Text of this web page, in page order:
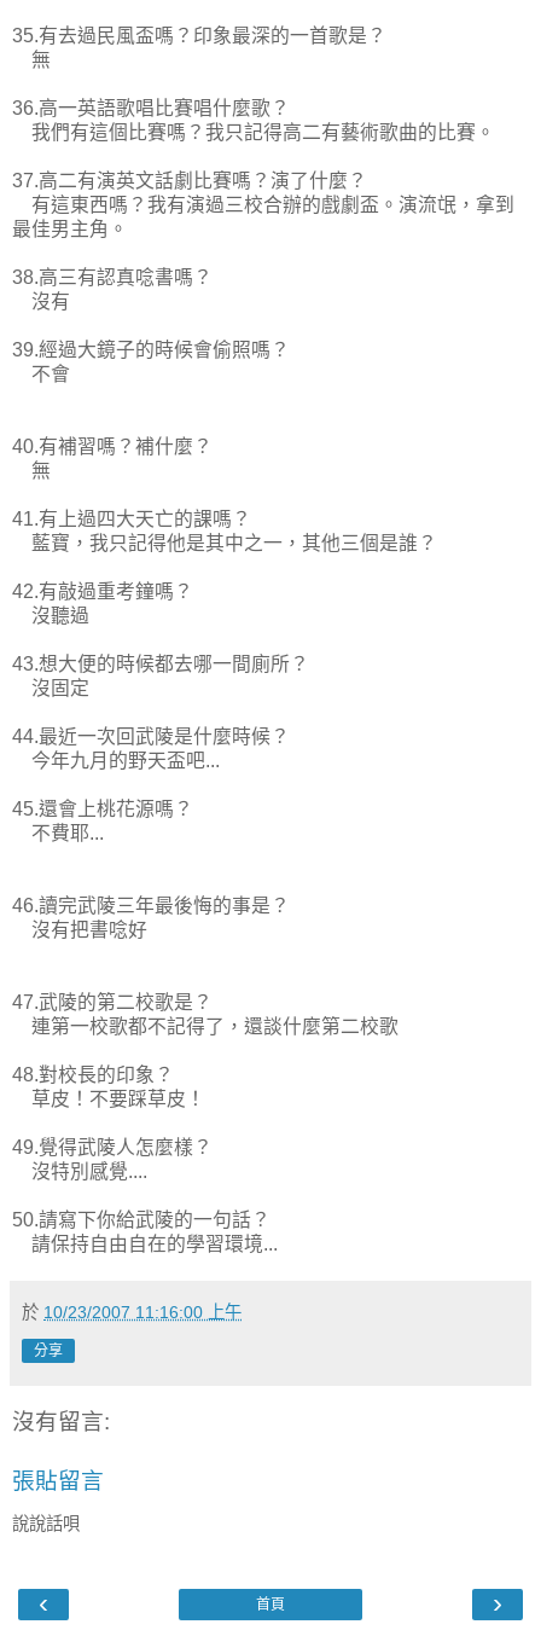
35.有去過民風盃嗎？印象最深的一首歌是？
無
36.高一英語歌唱比賽唱什麼歌？
我們有這個比賽嗎？我只記得高二有藝術歌曲的比賽。
37.高二有演英文話劇比賽嗎？演了什麼？
有這東西嗎？我有演過三校合辦的戲劇盃。演流氓，拿到
最佳男主角。
38.高三有認真唸書嗎？
沒有
39.經過大鏡子的時候會偷照嗎？
不會
40.有補習嗎？補什麼？
無
41.有上過四大天亡的課嗎？
藍寶，我只記得他是其中之一，其他三個是誰？
42.有敲過重考鐘嗎？
沒聽過
43.想大便的時候都去哪一間廁所？
沒固定
44.最近一次回武陵是什麼時候？
今年九月的野天盃吧...
45.還會上桃花源嗎？
不費耶...
46.讀完武陵三年最後悔的事是？
沒有把書唸好
47.武陵的第二校歌是？
連第一校歌都不記得了，還談什麼第二校歌
48.對校長的印象？
草皮！不要踩草皮！
49.覺得武陵人怎麼樣？
沒特別感覺....
50.請寫下你給武陵的一句話？
請保持自由自在的學習環境...
於 10/23/2007 11:16:00 上午
分享
沒有留言:
張貼留言
說說話唄
‹ ›
首頁